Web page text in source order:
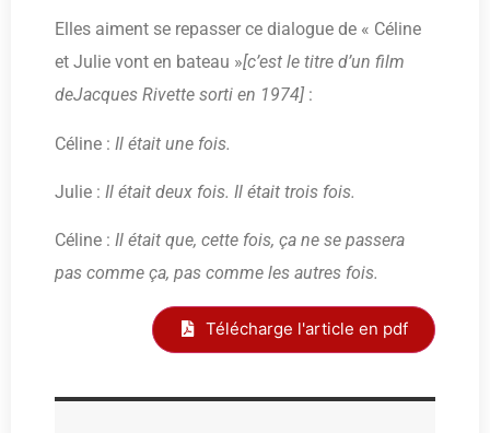
Elles aiment se repasser ce dialogue de « Céline
et Julie vont en bateau »[c’est le titre d’un film
deJacques Rivette sorti en 1974] :
Céline : Il était une fois.
Julie : Il était deux fois. Il était trois fois.
Céline : Il était que, cette fois, ça ne se passera
pas comme ça, pas comme les autres fois.
Télécharge l'article en pdf